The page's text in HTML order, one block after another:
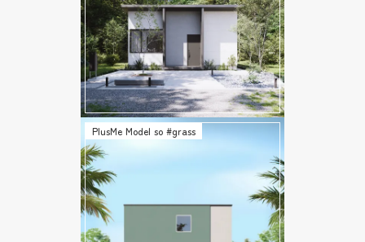
PlusMe Model so #grass